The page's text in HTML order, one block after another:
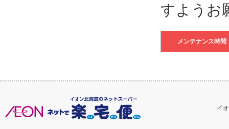
すようお
メンテナンス時間
イ